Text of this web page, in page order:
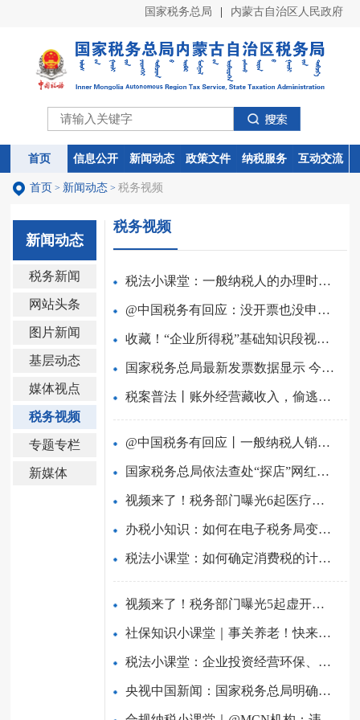
国家税务总局 内蒙古自治区人民政府
首页 信息公开 新闻动态 政策文件 纳税服务 互动交流
首页 信息公开 新闻动态 政策文件 纳税服务 互动交流
首页 > 新闻动态 > 税务视频
新闻动态
税务新闻
网站头条
图片新闻
基层动态
媒体视点
税务视频
专题专栏
新媒体
税务视频
税法小课堂：一般纳税人的办理时限与生效时间如何规定的？
@中国税务有回应：没开票也没申报的业务补开发票，销售额按开...
收藏！“企业所得税”基础知识段视频合集来了
国家税务总局最新发票数据显示 今年前5个月工业企业销售收入...
税案普法丨账外经营藏收入，偷逃税款法必究
@中国税务有回应丨一般纳税人销售货物的同时提供安装服务，适...
国家税务总局依法查处“探店”网红白冰偷税案件
视频来了！税务部门曝光6起医疗美容行业偷税案件
办税小知识：如何在电子税务局变更存款账户账号信息？
税法小课堂：如何确定消费税的计税依据？
视频来了！税务部门曝光5起虚开增值税发票案件
社保知识小课堂｜事关养老！快来学习“城乡居民基本养老保险...
税法小课堂：企业投资经营环保、节能节水项目如何享受减免企...
央视中国新闻：国家税务总局明确起征点标准等增值税征管事项